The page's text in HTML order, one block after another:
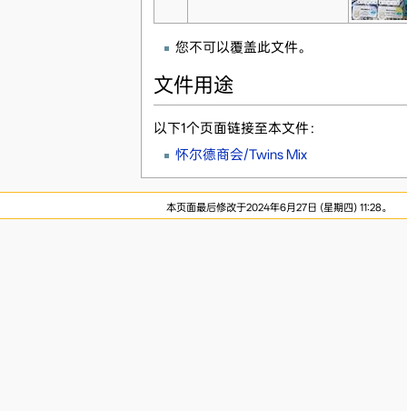
您不可以覆盖此文件。
文件用途
以下1个页面链接至本文件：
怀尔德商会/Twins Mix
本页面最后修改于2024年6月27日 (星期四) 11:28。